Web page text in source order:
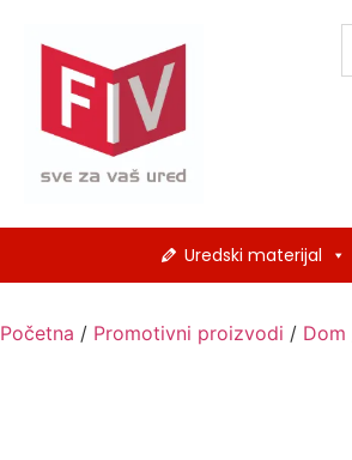
Uredski materijal
Početna / Promotivni proizvodi / Dom